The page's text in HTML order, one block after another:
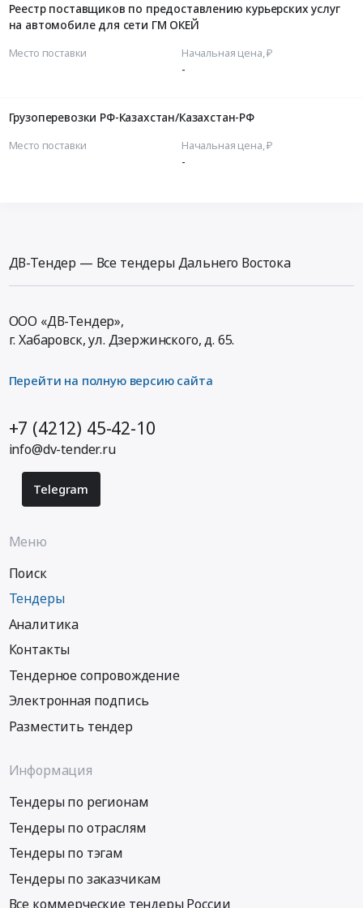
Реестр поставщиков по предоставлению курьерских услуг
на автомобиле для сети ГМ ОКЕЙ
Место поставки Начальная цена, ₽
-
Грузоперевозки РФ-Казахстан/Казахстан-РФ
Место поставки Начальная цена, ₽
-
ДВ-Тендер — Все тендеры Дальнего Востока
ООО «ДВ-Тендер»,
г. Хабаровск,ул. Дзержинского, д. 65.
Перейти на полную версию сайта
+7 (4212) 45-42-10
info@dv-tender.ru
Telegram
Меню
Поиск
Тендеры
Аналитика
Контакты
Тендерное сопровождение
Электронная подпись
Разместить тендер
Информация
Тендеры по регионам
Тендеры по отраслям
Тендеры по тэгам
Тендеры по заказчикам
Все коммерческие тендеры России